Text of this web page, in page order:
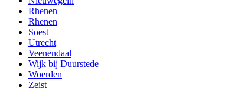
Rhenen
Rhenen
Soest
Utrecht
Veenendaal
Wijk bij Duurstede
Woerden
Zeist